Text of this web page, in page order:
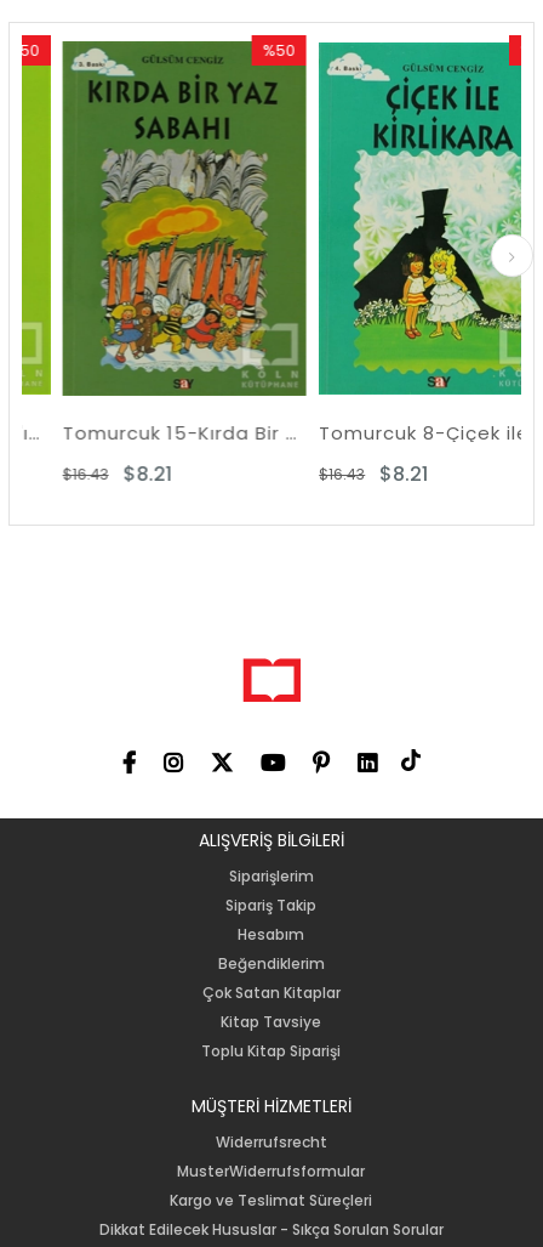
Tomurcuk 15-Kırda Bir Yaz Sabahı
$8.21
$16.43
İndirim
%50İndirim
Tomurcuk 8-Çiçek ile Kirlikara
$8.21
$16.43
%50
İndirim
ALIŞVERİŞ BİLGiLERİ
Siparişlerim
Sipariş Takip
Hesabım
Beğendiklerim
Çok Satan Kitaplar
Kitap Tavsiye
Toplu Kitap Siparişi
MÜŞTERİ HİZMETLERİ
Widerrufsrecht
MusterWiderrufsformular
Kargo ve Teslimat Süreçleri
Dikkat Edilecek Hususlar - Sıkça Sorulan Sorular